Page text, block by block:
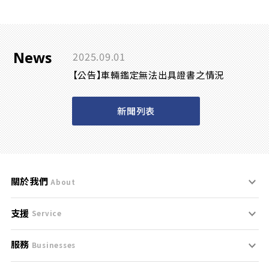
News 2025.09.01
【公告】車輛鑑定無法出具證書之情況
新聞列表
關於我們 About
刊登規範
服務條款
支援 Service
支援中心
服務 Businesses